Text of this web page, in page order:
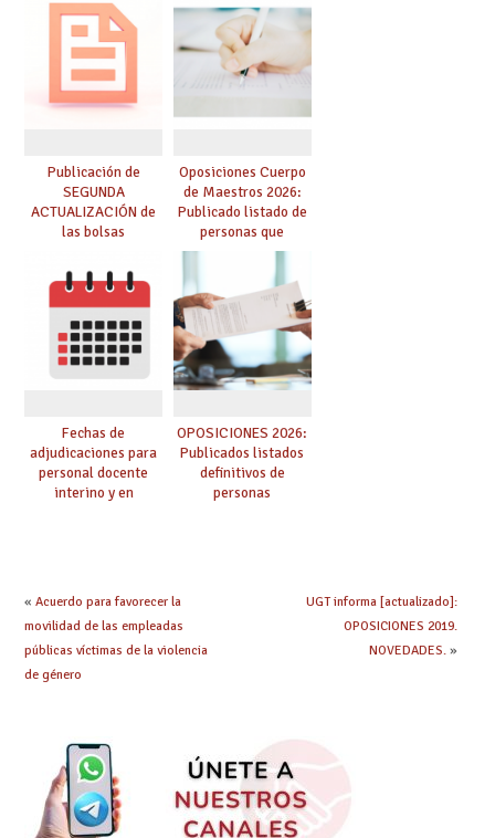
prácticas, se regulan
dichas prácticas y se
convoca acto público
de adjudicación
Publicación de
SEGUNDA
ACTUALIZACIÓN de
las bolsas
Cuerpo de Maestros
de especialidades
convocadas a
oposición
Oposiciones Cuerpo
de Maestros 2026:
Publicado listado de
personas que
adquieren nueva
especialidad
Fechas de
adjudicaciones para
personal docente
interino y en
OPOSICIONES 2026:
Publicados listados
definitivos de
personas
« Acuerdo para favorecer la
movilidad de las empleadas
públicas víctimas de la violencia
de género
UGT informa [actualizado]:
OPOSICIONES 2019.
NOVEDADES.»